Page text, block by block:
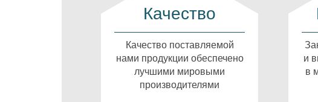
Качество
Качество поставляемой
нами продукции обеспечено
лучшими мировыми
производителями
и
в